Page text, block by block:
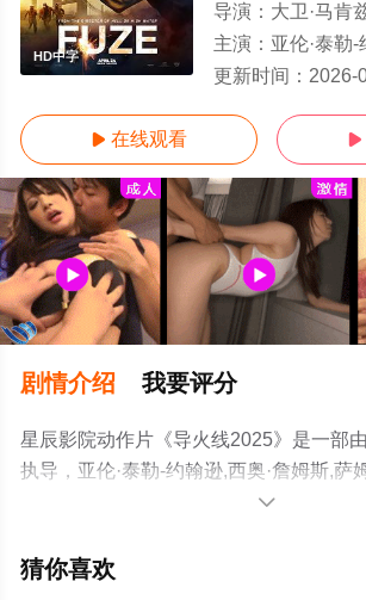
HD中字
导演： 大卫·马肯
主演： 亚伦·泰勒-约翰逊,西奥·詹姆斯,萨姆·沃辛
更新时间： 2026-
 在线观看 
剧情介绍 我要评分
星辰影院动作片《导火线2025》是一部
执导，亚伦·泰勒-约翰逊,西奥·詹姆斯,萨
巴塔-劳,卢克·梅伯利,豪尔赫·莱昂·马丁内
精彩演绎的英国电影，手机免费观看高清

猜你喜欢